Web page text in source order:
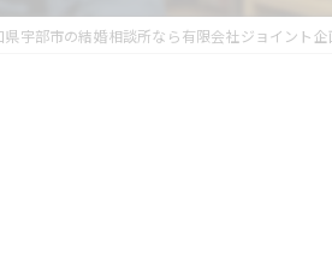
県宇部市の結婚相談所なら有限会社ジョイント企